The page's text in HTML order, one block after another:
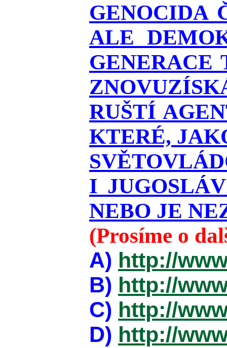
GENOCIDA
ALE
RUŠTÍ
KTERÉ,
I
NEBO JE
(Prosíme o
A) http://
B) http://
C) http://
D) http://